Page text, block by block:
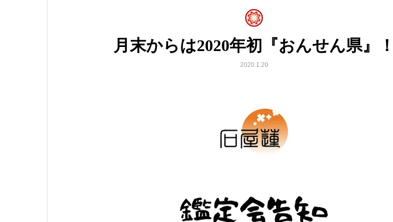
月末からは2020年初『おんせん県』！
2020.1.20